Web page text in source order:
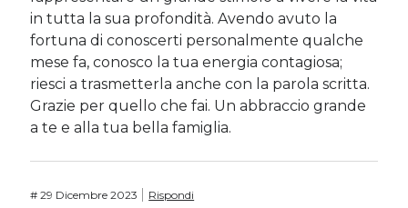
in tutta la sua profondità. Avendo avuto la
fortuna di conoscerti personalmente qualche
mese fa, conosco la tua energia contagiosa;
riesci a trasmetterla anche con la parola scritta.
Grazie per quello che fai. Un abbraccio grande
a te e alla tua bella famiglia.
#29 Dicembre 2023 Rispondi